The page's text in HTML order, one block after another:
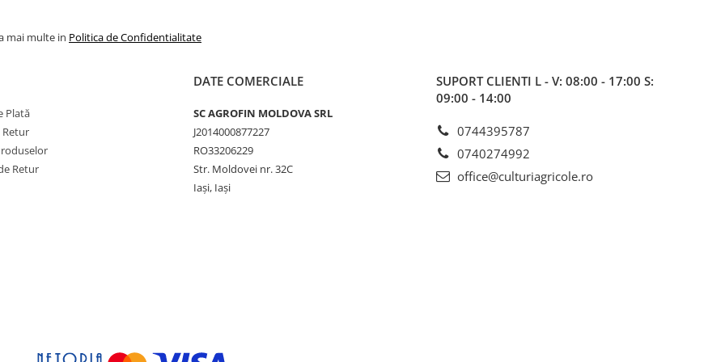
mai multe in Politica de Confidentialitate
Plată
Retur
Retur
DATE COMERCIALE
SC AGROFIN MOLDOVA SRL
J2014000877227
RO33206229
Str. Moldovei nr. 32C
Iași, Iași
SUPORT CLIENTI L - V: 08:00 - 17:00 S:
09:00 - 14:00
0744395787
0740274992
office@culturiagricole.ro